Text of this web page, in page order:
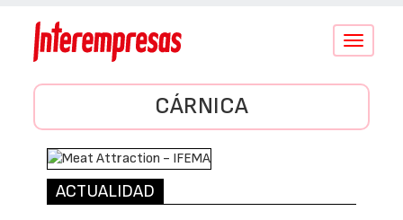
Conmutar
CÁRNICA
ACTUALIDAD